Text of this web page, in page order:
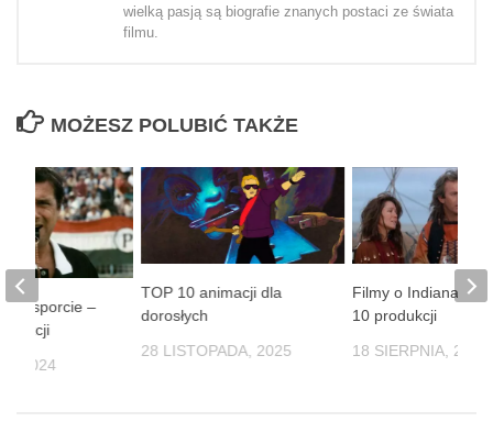
wielką pasją są biografie znanych postaci ze świata
filmu.
MOŻESZ POLUBIĆ TAKŻE
TOP 10 animacji dla
dorosłych
28 LISTOPADA, 2025
Filmy o Indianach –
10 produkcji
18 SIERPNIA, 2025
o sporcie –
2024